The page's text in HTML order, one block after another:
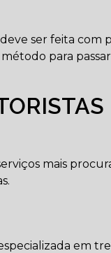
ser feita com
para
mais
em